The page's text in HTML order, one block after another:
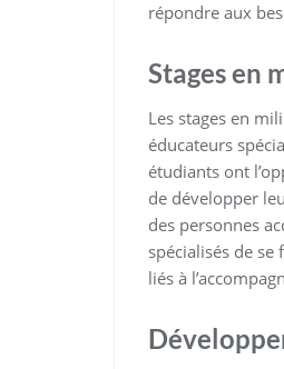
répondre aux
Stages en
Les stages en
éducateurs
étudiants ont
de développer
des personnes
spécialisés de
liés à